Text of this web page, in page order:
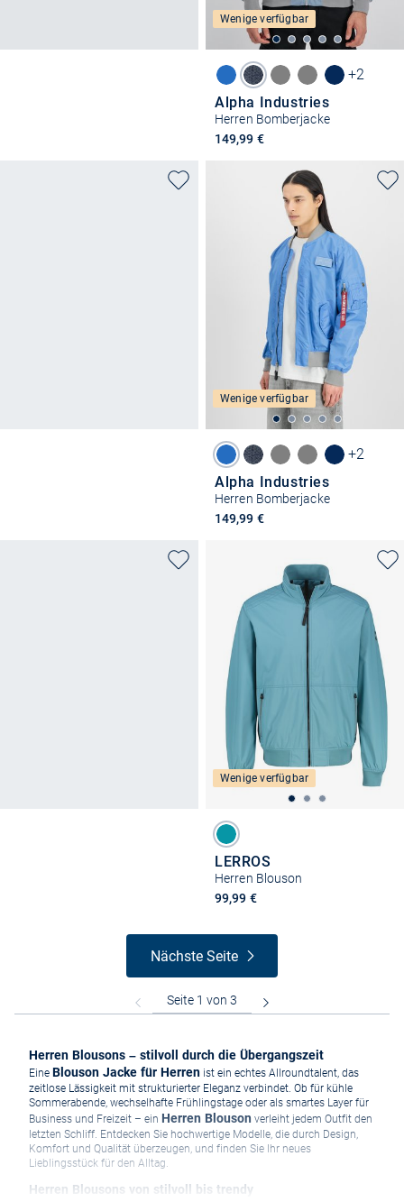
Wenige verfügbar
+2
Alpha Industries
Herren Bomberjacke
149,99 €
Wenige verfügbar
+2
Alpha Industries
Herren Bomberjacke
149,99 €
Wenige verfügbar
LERROS
Herren Blouson
99,99 €
Nächste Seite
Herren Blousons – stilvoll durch die Übergangszeit
Eine Blouson Jacke für Herren ist ein echtes Allroundtalent, das
zeitlose Lässigkeit mit strukturierter Eleganz verbindet. Ob für kühle
Sommerabende, wechselhafte Frühlingstage oder als smartes Layer für
Business und Freizeit – ein Herren Blouson verleiht jedem Outfit den
letzten Schliff. Entdecken Sie hochwertige Modelle, die durch Design,
Komfort und Qualität überzeugen, und finden Sie Ihr neues
Lieblingsstück für den Alltag.
Herren Blousons von stilvoll bis trendy